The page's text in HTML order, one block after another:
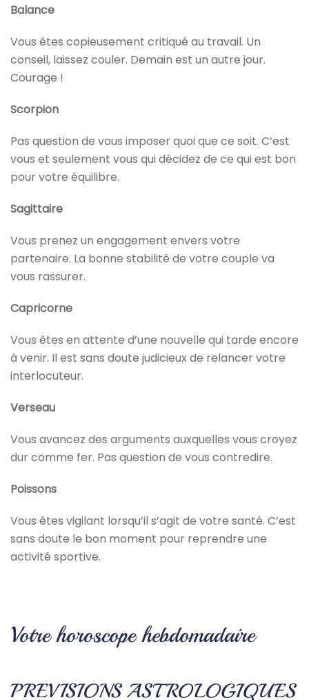
Balance
Vous êtes copieusement critiqué au travail. Un
conseil, laissez couler. Demain est un autre jour.
Courage !
Scorpion
Pas question de vous imposer quoi que ce soit. C’est
vous et seulement vous qui décidez de ce qui est bon
pour votre équilibre.
Sagittaire
Vous prenez un engagement envers votre
partenaire. La bonne stabilité de votre couple va
vous rassurer.
Capricorne
Vous êtes en attente d’une nouvelle qui tarde encore
à venir. Il est sans doute judicieux de relancer votre
interlocuteur.
Verseau
Vous avancez des arguments auxquelles vous croyez
dur comme fer. Pas question de vous contredire.
Poissons
Vous êtes vigilant lorsqu’il s’agit de votre santé. C’est
sans doute le bon moment pour reprendre une
activité sportive.
Votre horoscope hebdomadaire
PREVISIONS ASTROLOGIQUES